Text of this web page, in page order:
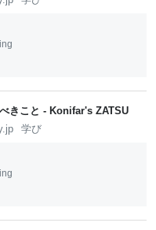
きこと - Konifar's ZATSU
学び